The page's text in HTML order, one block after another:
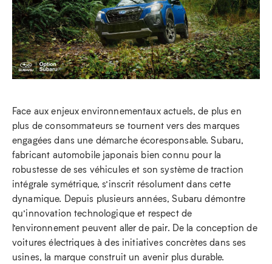
Face aux enjeux environnementaux actuels, de plus en
plus de consommateurs se tournent vers des marques
engagées dans une démarche écoresponsable. Subaru,
fabricant automobile japonais bien connu pour la
robustesse de ses véhicules et son système de traction
intégrale symétrique, s’inscrit résolument dans cette
dynamique. Depuis plusieurs années, Subaru démontre
qu’innovation technologique et respect de
l’environnement peuvent aller de pair. De la conception de
voitures électriques à des initiatives concrètes dans ses
usines, la marque construit un avenir plus durable.